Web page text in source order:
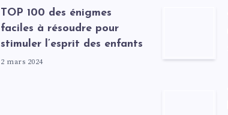
TOP 100 des énigmes
faciles à résoudre pour
stimuler l’esprit des enfants
2 mars 2024